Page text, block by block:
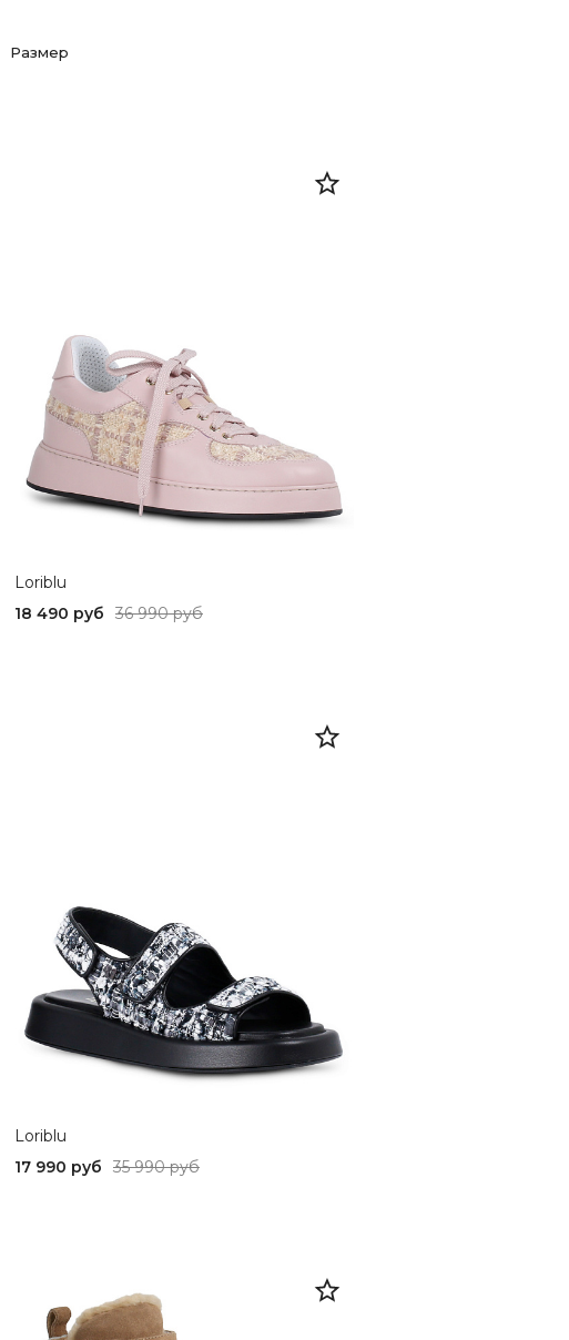
Размер
Loriblu
18 490 руб
36 990 руб
Loriblu
17 990 руб
35 990 руб